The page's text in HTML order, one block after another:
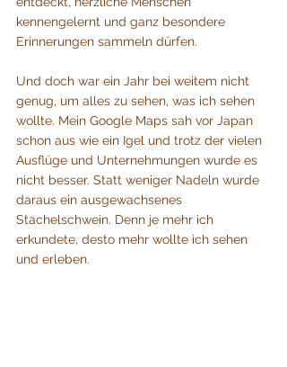
kennengelernt und ganz besondere
Erinnerungen sammeln dürfen.
Und doch war ein Jahr bei weitem nicht
genug, um alles zu sehen, was ich sehen
wollte. Mein Google Maps sah vor Japan
schon aus wie ein Igel und trotz der vielen
Ausflüge und Unternehmungen wurde es
nicht besser. Statt weniger Nadeln wurde
daraus ein ausgewachsenes
Stachelschwein. Denn je mehr ich
erkundete, desto mehr wollte ich sehen
und erleben.